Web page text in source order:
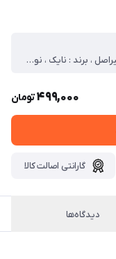
کتانی ، اصالت کالا : غیراصل ، برند : نایک ، نوع کالا : ( اسپرت -پیاده روی – استفاده روزمره – مهمانی ) ، مدل کالا : بندی ، دوخت : چسب پرس ، جنس زیره : پی یو ، جنس رویه : چرم صنعتی ، نوع کفی : معمولی ، کشور تولید کننده : ایران ، وزن خالص کالا (هردو لنگه باهم) : 516 ، توضیحات اجمالی کالا : کاری سبک و مقاوم دربرابر سایدگی میباشد ، دلیل قیمت ارزان این کالا خرید مستقیم و بدون واسته از تولیدی شیک پوشان است و در صورت بروز مشکل برای کفش در هر مرحله شیک پوشان پاسخگوی کامل به مشتریان عزیز هست.
499,000تومان
گارانتی اصالت کالا
دیدگاه‌ها